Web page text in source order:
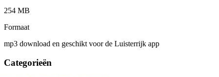
254 MB
Formaat
mp3 download en geschikt voor de Luisterrijk app
Categorieën